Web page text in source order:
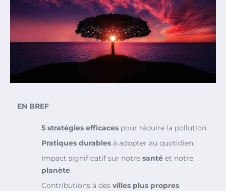
EN BREF
5 stratégies efficaces pour réduire la pollution.
Pratiques durables à adopter au quotidien.
Impact significatif sur notre santé et notre
planète.
Contributions à des villes plus propres.